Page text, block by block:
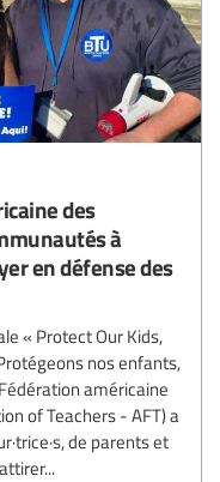
des
à
en défense des
« Protect Our Kids,
nos enfants,
américaine
of Teachers - AFT) a
de parents et